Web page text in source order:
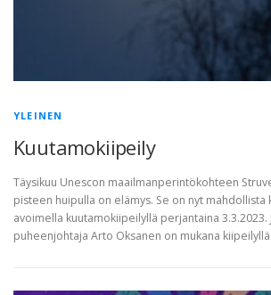
YLEINEN
Kuutamokiipeily
Täysikuu Unescon maailmanperintökohteen
pisteen huipulla on elämys. Se on nyt mahdollista
avoimella kuutamokiipeilyllä perjantaina 3.3.2023.
puheenjohtaja Arto Oksanen on mukana